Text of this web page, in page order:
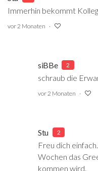
Immerhin bekommt
vor 2 Monaten
siBBe 2
schraub die
vor 2 Monaten
Stu 2
Freu dich
Wochen das
kommen wird.